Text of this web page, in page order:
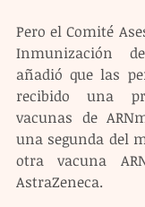
Pero el Comité
Inmunización
añadió que las
recibido una
vacunas de
una segunda del
otra vacuna
AstraZeneca.